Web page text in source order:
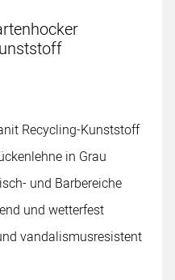
Recycling-Kunststoff
in Grau
und Barbereiche
und wetterfest
vandalismusresistent